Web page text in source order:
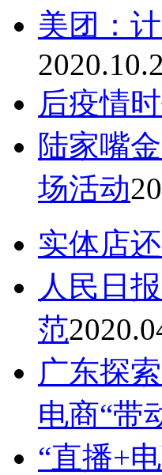
美团：
后疫情
陆家嘴
场活动
实体店
人民日
范
广东探
电商“带
“直播+